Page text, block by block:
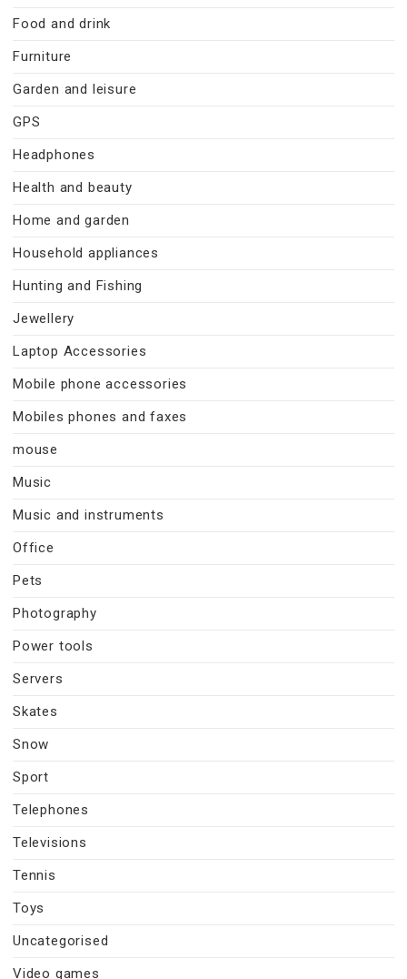
Food and drink
Furniture
Garden and leisure
GPS
Headphones
Health and beauty
Home and garden
Household appliances
Hunting and Fishing
Jewellery
Laptop Accessories
Mobile phone accessories
Mobiles phones and faxes
mouse
Music
Music and instruments
Office
Pets
Photography
Power tools
Servers
Skates
Snow
Sport
Telephones
Televisions
Tennis
Toys
Uncategorised
Video games